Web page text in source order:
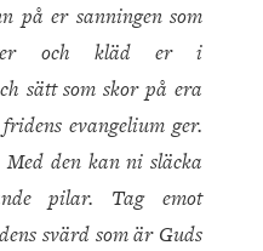
på er sanningen som
och kläd er i
sätt som skor på era
evangelium ger.
Med den kan ni släcka
pilar. Tag emot
svärd som är Guds